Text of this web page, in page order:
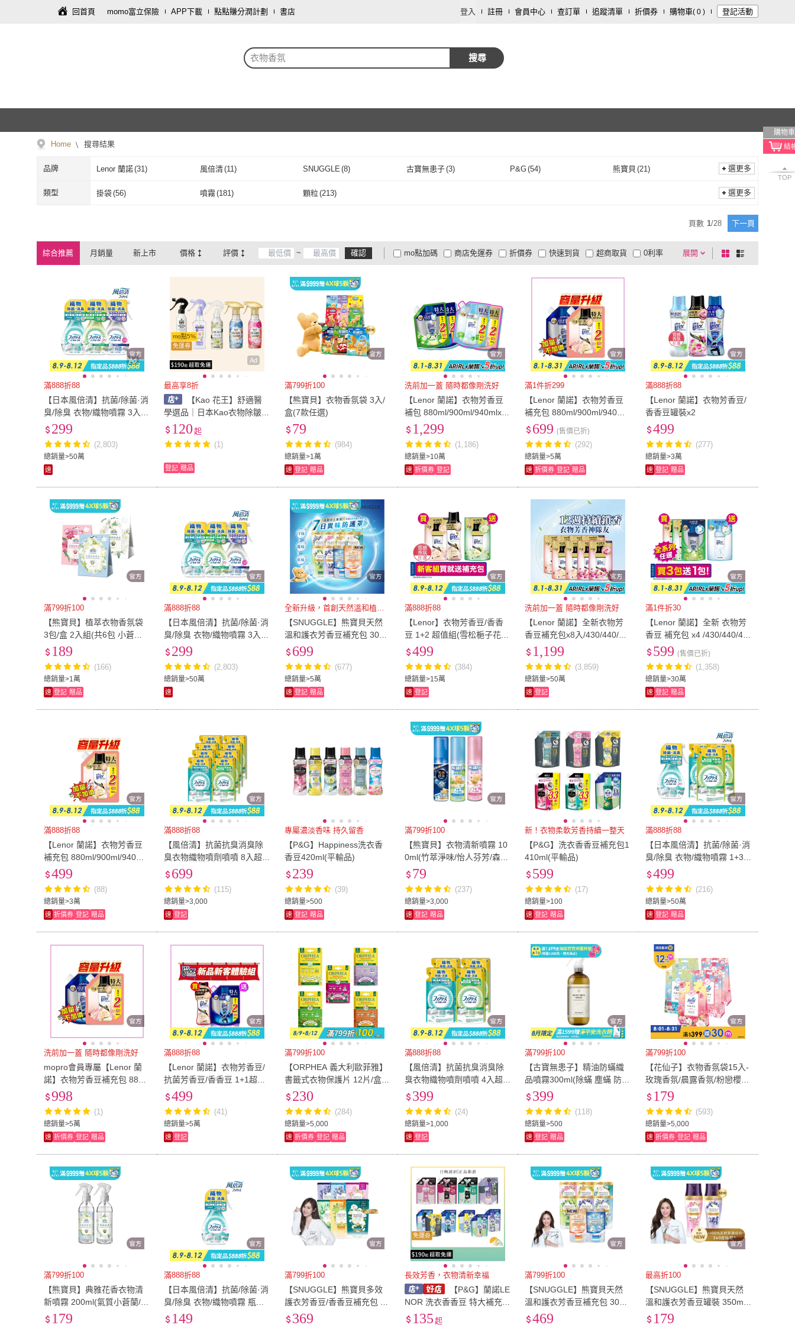
回首頁 momo富立保險 APP下載 點點賺分潤計劃 書店 登入 註冊 會員中心 查訂單 追蹤清單 折價券 購物車( 0 ) 登記活動
衣物香氛 搜尋
購物車
TOP
Home 搜尋結果
品牌 Lenor 蘭諾(31) 風倍清(11) SNUGGLE (8) 古寶無患子(3) P&G(54) 熊寶貝 (21)
Laundrin Amaze 森林擴香 淨毒五郎(
Astonish 英國潔(2) LAVONS(8) method 美則(1) 清淨海(3) 台隆手創館(4) Bold(1)
雞仔牌(6) Naturero 植淨林(1) Febreze(4) 白元(10) 室翲香(1) 夢巴黎(8)
JOEKI (6) 衣桔棒(2)
Kirkland Signature 科克蘭(2) Unicare(1) CLEAN 純境(1) 日創生活(2) OHANA MAHAALO(3)
DREAMCATCHER CHARA 微百貨(2) 拼創生活(4) 咪咪購物(6) 1)
HETRAS(4)
Lenor 蘭諾 風倍清 SNUGGLE
皂福(3) Kao 花王(11) 愛戀花草(115) 花仙子(6) Hinoki Life 清檜(4) LG 樂金(1)
Astonish 英國潔(2) LAVONS(8) method 美則(1) 清淨海(3) 台隆手創館(4) Bold(1)
雞仔牌 Febreze(4
JOEKI W.DRESSROOM 衣桔棒(2) Prosi 普洛斯(3) 野田實驗室(7) 小林製藥(4)
Kirkland Signature 科克
蘭
(2) Unicare 1) CLEAN 純境(1 日創生活(2) OHANA MAHAALO VERTBLANC(1)
DREAMCATCHER CHARA 微百貨 拼創生活(4) 咪咪購物(6) BOUNCE(1) Snuggle(1)
取消 選更多
類型 掛袋(56) 噴霧(181) 顆粒 (213) 選更多
頁數 1/28 下一頁
綜合推薦 月銷量 新上市 價格 評價 ~ 確認 展開
折價券
有影片
商品有量 電視購物
mo點加碼 快速到貨 超商取貨
大家電安心配
大家電快配
商店免運券 0利率
貨到付款 超商付款
5
棋
盤
列
Ad
滿888折88
【日本風倍清】抗菌/除菌·消
臭/除臭 衣物/織物噴霧 3入超
值組(高效除菌/綠茶清香/無
總銷量>50萬
299
(2,803)
速
Ad
mo點5%
免運券
最高享8折
【Kao 花王】舒適醫
學選品｜日本Kao衣物除皺除
臭噴霧系列｜花香・無香・
香氛款（200ml／270ml）
120 起
(1)
登記 贈品
滿799折100
【熊寶貝】衣物香氛袋 3入/
盒(7款任選)
總銷量>1萬
79
(984)
速 登記 贈品
洗前加一蓋 隨時都像剛洗好
【Lenor 蘭諾】衣物芳香豆
補包 880ml/900ml/940mlx4
入(香香豆/芳香顆粒/抗菌豆/
香氛精油豆)
總銷量>10萬
1,299
(1,186)
速 折價券 登記
滿1件折299
【Lenor 蘭諾】衣物芳香豆
補充包 880ml/900ml/940ml
x2入(香香豆/芳香顆粒/抗菌
豆/香氛精油豆)
總銷量>5萬
699 (售價已折)
(292)
速 折價券 登記 贈品
滿888折88
【Lenor 蘭諾】衣物芳香豆/
香香豆罐裝x2
總銷量>3萬
499
(277)
速 登記 贈品
滿799折100
【熊寶貝】植萃衣物香氛袋
3包/盒 2入組(共6包 小蒼蘭/
玫瑰/茉莉)
總銷量>1萬
189
(166)
速 登記 贈品
滿888折88
【日本風倍清】抗菌/除菌·消
臭/除臭 衣物/織物噴霧 3入超
值組(高效除菌/綠茶清香/無
總銷量>50萬
299
(2,803)
速
全新升級，首創天然溫和植物原料
【SNUGGLE】熊寶貝天然
溫和護衣芳香豆補充包 300
ml 8入組(五款任選)
總銷量>5萬
699
(677)
速 登記 贈品
滿888折88
【Lenor】衣物芳香豆/香香
豆 1+2 超值組(雪松梔子花/
清晨草木/甜花石榴香/青檸紫
總銷量>15萬
499
(384)
速 登記
洗前加一蓋 隨時都像剛洗好
【Lenor 蘭諾】全新衣物芳
香豆補充包x8入/430/440/45
5ml(香香豆/抗菌豆/香氛精油
總銷量>50萬
1,199
(3,859)
速 登記
滿1件折30
【Lenor 蘭諾】全新 衣物芳
香豆 補充包 x4 /430/440/45
5ml(香香豆/抗菌豆/香氛精油
總銷量>30萬
599 (售價已折)
(1,358)
速 登記 贈品
滿888折88
【Lenor 蘭諾】衣物芳香豆
補充包 880ml/900ml/940ml
(香香豆/芳香顆粒/抗菌豆/香
總銷量>3萬
499
(88)
速 折價券 登記 贈品
滿888折88
【風倍清】抗菌抗臭消臭除
臭衣物織物噴劑噴噴 8入超
值組（高效除菌/綠茶清香）
總銷量>3,000
699
(115)
速 登記
專屬濃淡香味 持久留香
【P&G】Happiness洗衣香
香豆420ml(平輸品)
總銷量>500
239
(39)
速 登記 贈品
滿799折100
【熊寶貝】衣物清新噴霧 10
0ml(竹萃淨味/怡人芬芳/森林
瀑布)
總銷量>3,000
79
(237)
速 登記 贈品
新！衣物柔軟芳香持續一整天
【P&G】洗衣香香豆補充包1
410ml(平輸品)
總銷量>100
599
(17)
速 登記 贈品
滿888折88
【日本風倍清】抗菌/除菌·消
臭/除臭 衣物/織物噴霧 1+3
超值組(高效除菌/綠茶清香/
總銷量>50萬
499
(216)
速 登記 贈品
洗前加一蓋 隨時都像剛洗好
mopro會員專屬【Lenor 蘭
諾】衣物芳香豆補充包 880
ml/900ml/940ml x2入(香香
總銷量>5萬
998
(1)
速 折價券 登記 贈品
滿888折88
【Lenor 蘭諾】衣物芳香豆/
抗菌芳香豆/香香豆 1+1超值
組 (任選)
總銷量>5萬
499
(41)
速 登記
滿799折100
【ORPHEA 義大利歐菲雅】
書籤式衣物保護片 12片/盒
(經典花香/薰衣草/原木/佛手
總銷量>5,000
230
(284)
速 折價券 登記 贈品
滿888折88
【風倍清】抗菌抗臭消臭除
臭衣物織物噴劑噴噴 4入超
值組（高效除菌/綠茶清香）
總銷量>1,000
399
(24)
速 登記
滿799折100
【古寶無患子】精油防蟎織
品噴霧300ml(除蟎 塵蟎 防蟎
除蹣 塵蹣)
總銷量>500
399
(118)
速 登記 贈品
滿799折100
【花仙子】衣物香氛袋15入-
玫瑰香氛/晨露香氛/粉戀櫻花
(3入/組-共5組)
總銷量>5,000
179
(593)
速 折價券 登記 贈品
滿799折100
【熊寶貝】典雅花香衣物清
新噴霧 200ml(氣質小蒼蘭/清
新茉莉)
179
滿888折88
【日本風倍清】抗菌/除菌·消
臭/除臭 衣物/織物噴霧 瓶裝3
70ml(高效除菌/綠茶清香/無
149
滿799折100
【SNUGGLE】熊寶貝多效
護衣芳香豆/香香豆補充包 30
0ml 3入組(共900ml 6款質感
369
免運券
長效芳香，衣物清新幸福
【P&G】蘭諾LE
NOR 洗衣香香豆 特大補充包
1040ml 1410ml
135 起
滿799折100
【SNUGGLE】熊寶貝天然
溫和護衣芳香豆補充包 300
ml 4入組(藍風鈴/梔子花白
469
最高折100
【SNUGGLE】熊寶貝天然
溫和護衣芳香豆罐裝 350ml
(法國玫瑰X茉莉/藍風鈴X白
179